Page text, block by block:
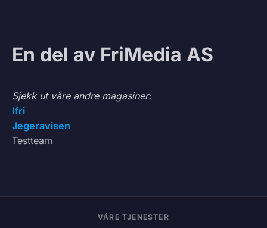
En del av FriMedia AS
Sjekk ut våre andre magasiner:
Ifri
Jegeravisen
Testteam
VÅRE TJENESTER